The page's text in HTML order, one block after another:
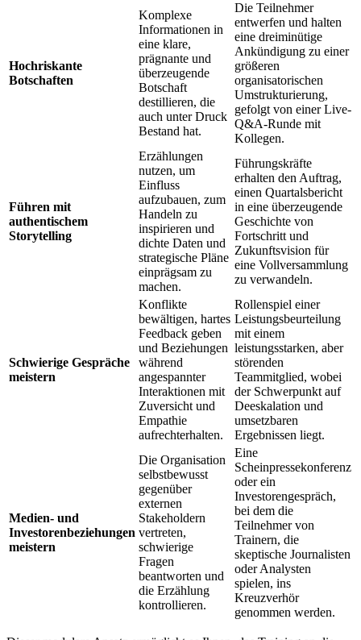
Hochriskante
Botschaften
Komplexe
Informationen in
eine klare,
prägnante und
überzeugende
Botschaft
destillieren, die
auch unter Druck
Bestand hat.
Die Teilnehmer
entwerfen und halten
eine dreiminütige
Ankündigung zu einer
größeren
organisatorischen
Umstrukturierung,
gefolgt von einer Live-
Q&A-Runde mit
Kollegen.
Führen mit
authentischem
Storytelling
Erzählungen
nutzen, um
Einfluss
aufzubauen, zum
Handeln zu
inspirieren und
dichte Daten und
strategische Pläne
einprägsam zu
machen.
Führungskräfte
erhalten den Auftrag,
einen Quartalsbericht
in eine überzeugende
Geschichte von
Fortschritt und
Zukunftsvision für
eine Vollversammlung
zu verwandeln.
Schwierige Gespräche
meistern
Konflikte
bewältigen, hartes
Feedback geben
und Beziehungen
während
angespannter
Interaktionen mit
Zuversicht und
Empathie
aufrechterhalten.
Rollenspiel einer
Leistungsbeurteilung
mit einem
leistungsstarken, aber
störenden
Teammitglied, wobei
der Schwerpunkt auf
Deeskalation und
umsetzbaren
Ergebnissen liegt.
Medien- und
Investorenbeziehungen
meistern
Die Organisation
selbstbewusst
gegenüber
externen
Stakeholdern
vertreten,
schwierige
Fragen
beantworten und
die Erzählung
kontrollieren.
Eine
Scheinpressekonferenz
oder ein
Investorengespräch,
bei dem die
Teilnehmer von
Trainern, die
skeptische Journalisten
oder Analysten
spielen, ins
Kreuzverhör
genommen werden.